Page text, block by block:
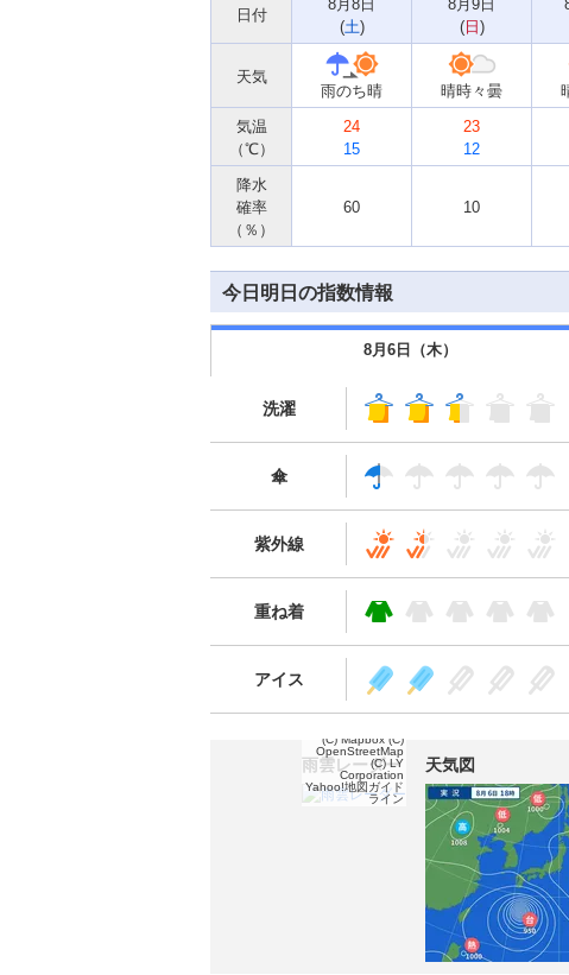
日付
8月8日
(土)
8月9日
(日 )
天気
雨のち晴
晴時々曇
気温
（℃）
24
15
23
12
降水
確率
（％）
60 10
今日明日の指数情報
8月6日（木）
洗濯
傘
紫外線
重ね着
アイス
雨雲レーダー
(C) Mapbox (C)
OpenStreetMap
(C) LY
Corporation
Yahoo!地図ガイド
ライン
天気図